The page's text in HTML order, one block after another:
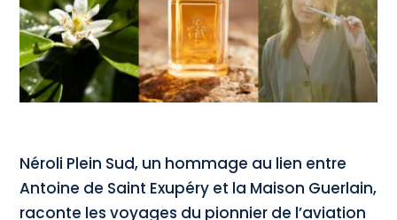
Néroli Plein Sud, un hommage au lien entre
Antoine de Saint Exupéry et la Maison Guerlain,
raconte les voyages du pionnier de l’aviation